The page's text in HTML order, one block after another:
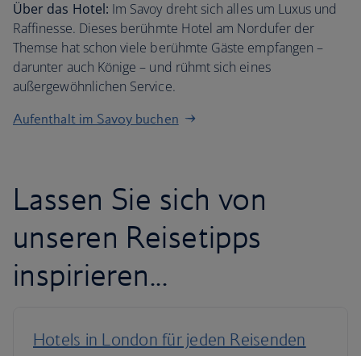
Über das Hotel: Im Savoy dreht sich alles um Luxus und
Raffinesse. Dieses berühmte Hotel am Nordufer der
Themse hat schon viele berühmte Gäste empfangen –
darunter auch Könige – und rühmt sich eines
außergewöhnlichen Service.
Aufenthalt im Savoy buchen
Lassen Sie sich von
unseren Reisetipps
inspirieren...
Hotels in London für jeden Reisenden